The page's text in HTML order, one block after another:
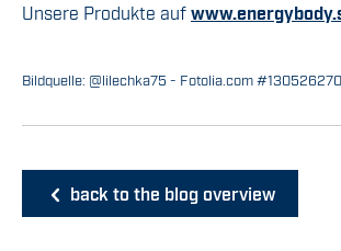
Unsere Produkte auf
Bildquelle: @lilechka75 - Fotolia.com #130526270
back to the blog overview